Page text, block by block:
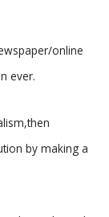
online
ever.
by making a